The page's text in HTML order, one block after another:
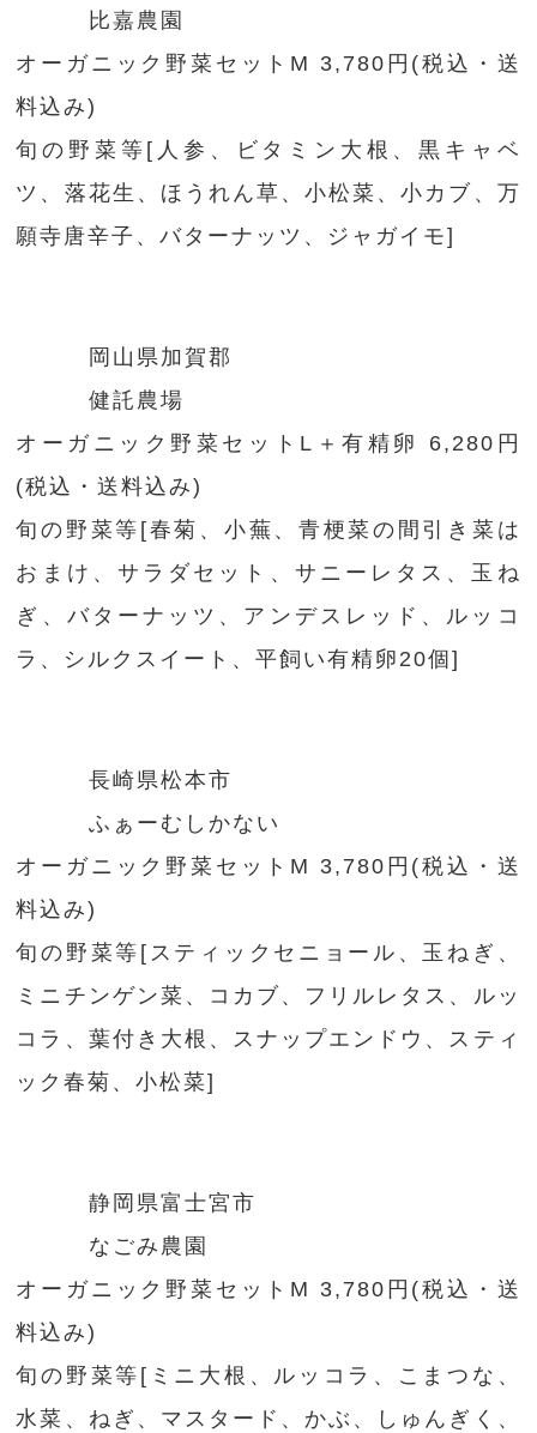
比嘉農園
オーガニック野菜セットM 3,780円(税込・送
料込み)
旬の野菜等[人参、ビタミン大根、黒キャベ
ツ、落花生、ほうれん草、小松菜、小カブ、万
願寺唐辛子、バターナッツ、ジャガイモ]
岡山県加賀郡
健託農場
オーガニック野菜セットL＋有精卵 6,280円
(税込・送料込み)
旬の野菜等[春菊、小蕪、青梗菜の間引き菜は
おまけ、サラダセット、サニーレタス、玉ね
ぎ、バターナッツ、アンデスレッド、ルッコ
ラ、シルクスイート、平飼い有精卵20個]
長崎県松本市
ふぁーむしかない
オーガニック野菜セットM 3,780円(税込・送
料込み)
旬の野菜等[スティックセニョール、玉ねぎ、
ミニチンゲン菜、コカブ、フリルレタス、ルッ
コラ、葉付き大根、スナップエンドウ、スティ
ック春菊、小松菜]
静岡県富士宮市
なごみ農園
オーガニック野菜セットM 3,780円(税込・送
料込み)
旬の野菜等[ミニ大根、ルッコラ、こまつな、
水菜、ねぎ、マスタード、かぶ、しゅんぎく、